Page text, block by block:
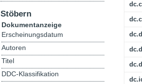
Stöbern
Dokumentanzeige
Erscheinungsdatum
Autoren
Titel
DDC-Klassifikation